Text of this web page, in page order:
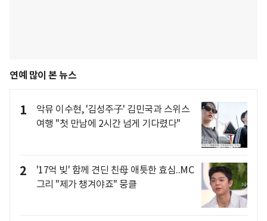
연예 많이 본 뉴스
1
악뮤 이수현, '김성주子' 김민국과 스위스
여행 "첫 만남에 2시간 넘게 기다렸다"
2
'17억 빚' 함께 견딘 친母 애틋한 효심..MC
그리 "제가 챙겨야죠" 뭉클